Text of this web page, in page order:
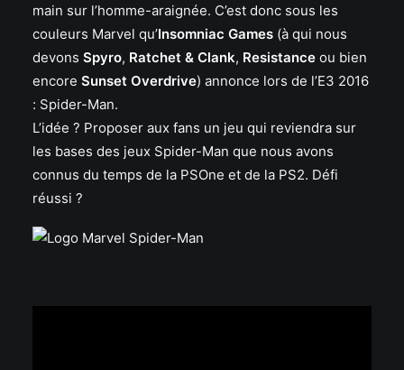
main sur l’homme-araignée. C’est donc sous les
couleurs Marvel qu’Insomniac Games (à qui nous
devons Spyro, Ratchet & Clank, Resistance ou bien
encore Sunset Overdrive) annonce lors de l’E3 2016
: Spider-Man.
L’idée ? Proposer aux fans un jeu qui reviendra sur
les bases des jeux Spider-Man que nous avons
connus du temps de la PSOne et de la PS2. Défi
réussi ?